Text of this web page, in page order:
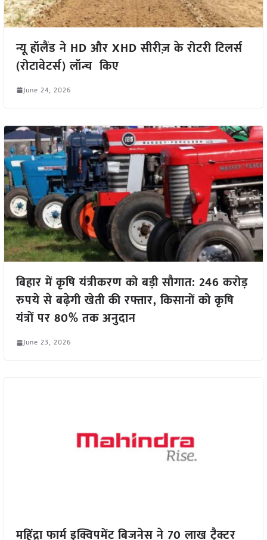
न्यू हॉलैंड ने HD और XHD सीरीज़ के रोटरी टिलर्स
(रोटावेटर्स) लॉन्च किए
June 24, 2026
बिहार में कृषि यंत्रीकरण को बड़ी सौगात: 246 करोड़
रुपये से बढ़ेगी खेती की रफ्तार, किसानों को कृषि
यंत्रों पर 80% तक अनुदान
June 23, 2026
महिंद्रा फार्म इक्विपमेंट बिजनेस ने 70 लाख ट्रैक्टर